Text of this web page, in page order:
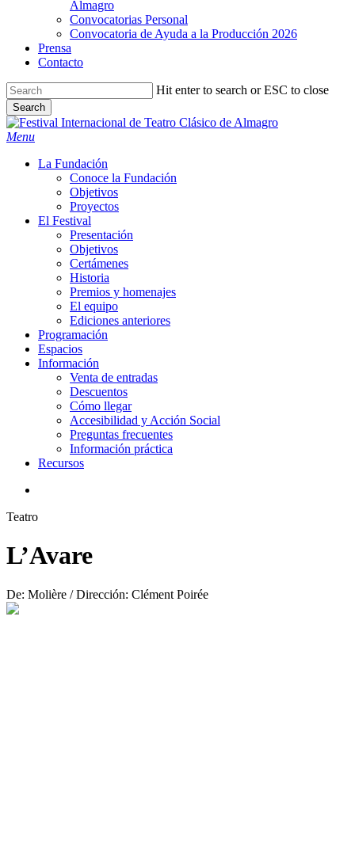
Almagro
Convocatorias Personal
Convocatoria de Ayuda a la Producción 2026
Prensa
Contacto
Hit enter to search or ESC to close
Search
Close
Search
search
Menu
La Fundación
Conoce la Fundación
Objetivos
Proyectos
El Festival
Presentación
Objetivos
Certámenes
Historia
Premios y homenajes
El equipo
Ediciones anteriores
Programación
Espacios
Información
Venta de entradas
Descuentos
Cómo llegar
Accesibilidad y Acción Social
Preguntas frecuentes
Información práctica
Recursos
Teatro
L’Avare
De: Molière / Dirección: Clément Poirée
Play